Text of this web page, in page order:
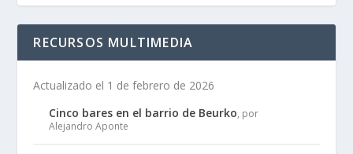
RECURSOS MULTIMEDIA
Actualizado el 1 de febrero de 2026
Cinco bares en el barrio de Beurko, por
Alejandro Aponte